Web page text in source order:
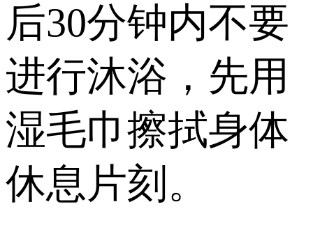
后30分钟内不要
进行沐浴，先用
湿毛巾擦拭身体
休息片刻。